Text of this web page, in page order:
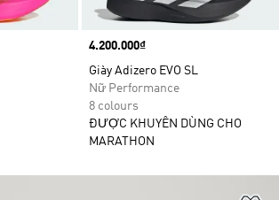
Price
4.200.000₫
Giày Adizero EVO SL
Nữ Performance
8 colours
ĐƯỢC KHUYÊN DÙNG CHO
MARATHON